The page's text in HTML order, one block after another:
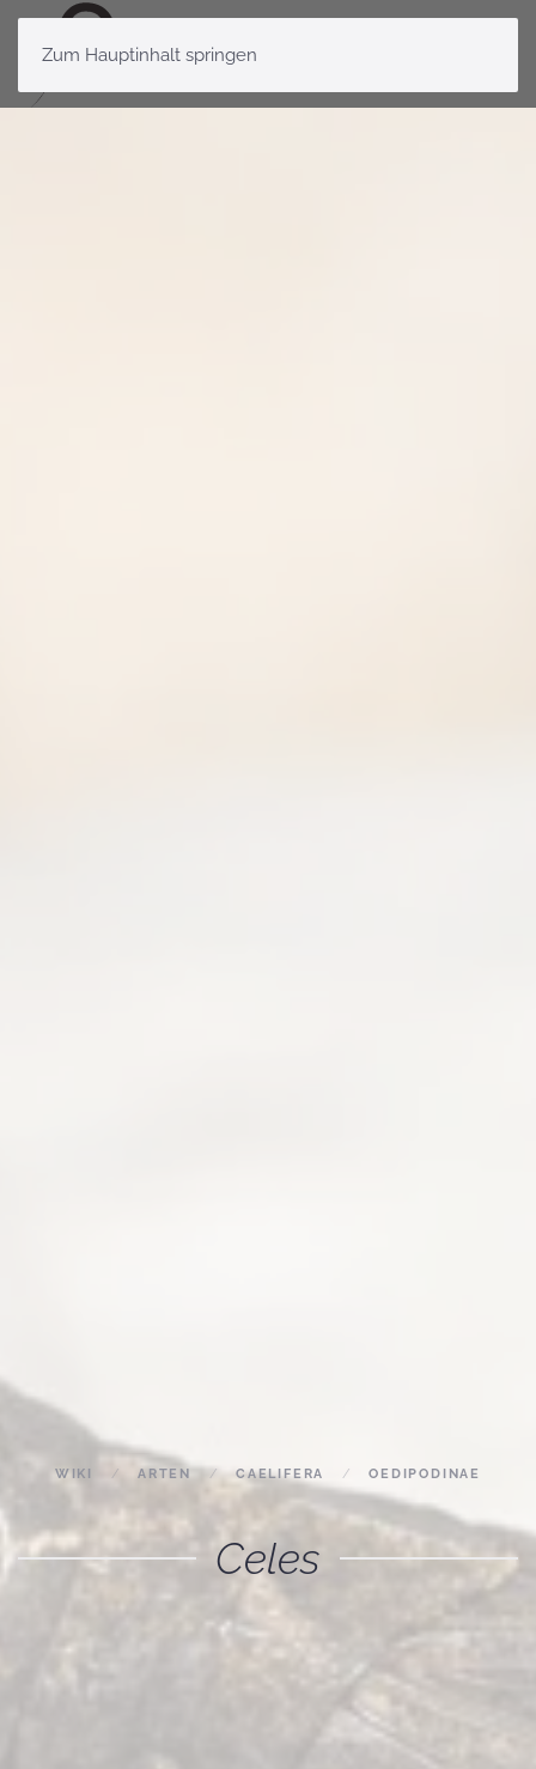
Zum Hauptinhalt springen
WIKI ARTEN CAELIFERA OEDIPODINAE
Celes